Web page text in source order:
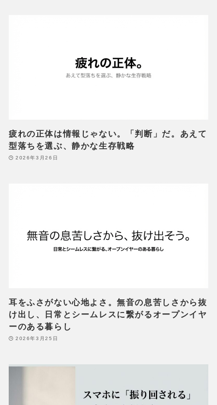
疲れの正体は情報じゃない。「判断」だ。あえて
型落ちを選ぶ、静かな生存戦略
2026年3月26日
耳をふさがない心地よさ。無音の息苦しさから抜
け出し、日常とシームレスに繋がるオープンイヤ
ーのある暮らし
2026年3月25日